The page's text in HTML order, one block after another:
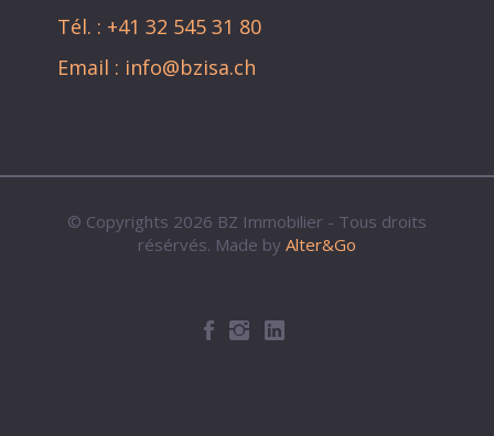
Tél. : +41 32 545 31 80
Email : info@bzisa.ch
© Copyrights 2026 BZ Immobilier - Tous droits
résérvés. Made by Alter&Go